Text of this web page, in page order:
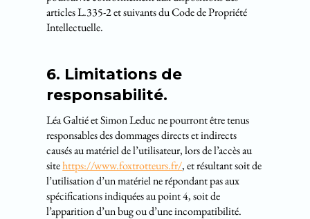
articles L.335-2 et suivants du Code de Propriété
Intellectuelle.
6. Limitations de
responsabilité.
Léa Galtié et Simon Leduc ne pourront être tenus
responsables des dommages directs et indirects
causés au matériel de l’utilisateur, lors de l’accès au
sitehttps://www.foxtrotteurs.fr/, et résultant soit de
l’utilisation d’un matériel ne répondant pas aux
spécifications indiquées au point 4, soit de
l’apparition d’un bug ou d’une incompatibilité.